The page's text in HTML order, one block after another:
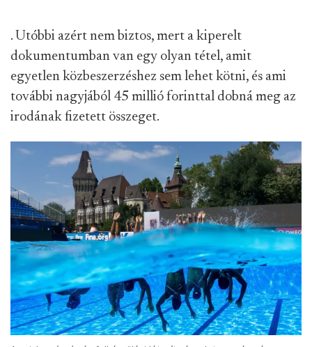
. Utóbbi azért nem biztos, mert a kiperelt
dokumentumban van egy olyan tétel, amit
egyetlen közbeszerzéshez sem lehet kötni, és ami
további nagyjából 45 millió forinttal dobná meg az
irodának fizetett összeget.